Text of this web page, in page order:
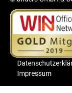
Impressum